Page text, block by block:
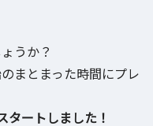
うか？
まとまった時間にプレ
ートしました！